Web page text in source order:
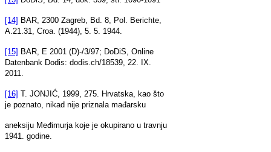
[14] BAR, 2300 Zagreb, Bd. 8, Pol. Berichte,
A.21.31, Croa. (1944), 5. 5. 1944.
[15] BAR, E 2001 (D)-/3/97; DoDiS, Online
Datenbank Dodis: dodis.ch/18539, 22. IX.
2011.
[16] T. JONJIĆ, 1999, 275. Hrvatska, kao što
je poznato, nikad nije priznala mađarsku
aneksiju Međimurja koje je okupirano u travnju
1941. godine.